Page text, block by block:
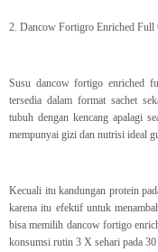
2. Dancow Fortigro Enriched Full
Susu dancow fortigo enriched
tersedia dalam format sachet
tubuh dengan kencang apalagi
mempunyai gizi dan nutrisi ideal
Kecuali itu kandungan protein
karena itu efektif untuk
bisa memilih dancow fortigo
konsumsi rutin 3 X sehari pada 30